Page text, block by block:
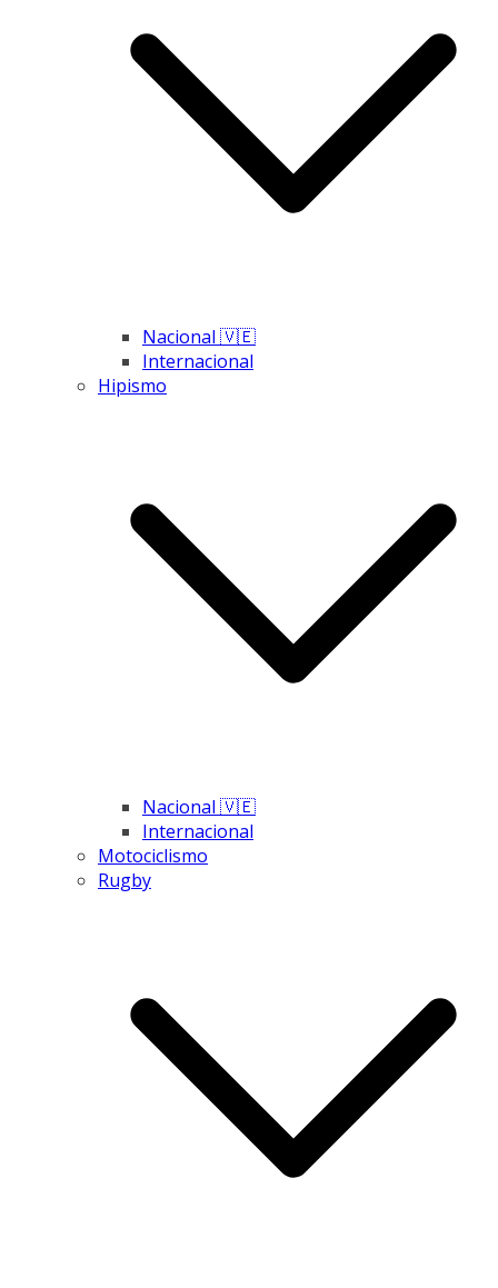
Nacional 🇻🇪
Internacional
Hipismo
Nacional 🇻🇪
Internacional
Motociclismo
Rugby